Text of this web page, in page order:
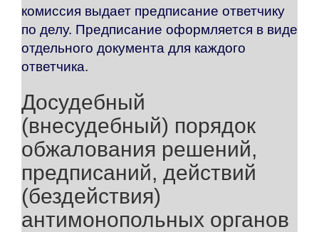
комиссия выдает предписание ответчику
по делу. Предписание оформляется в виде
отдельного документа для каждого
ответчика.
Досудебный
(внесудебный) порядок
обжалования решений,
предписаний, действий
(бездействия)
антимонопольных органов